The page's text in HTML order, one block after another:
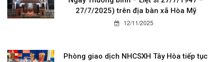
27/7/2025) trên địa bàn xã Hòa Mỹ
12/11/2025
Phòng giao dịch NHCSXH Tây Hòa tiếp tục